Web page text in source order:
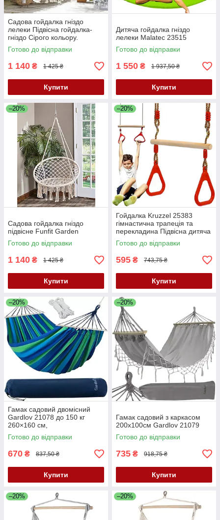
Садова гойдалка гніздо
лелеки Підвісна гойдалка-
гніздо Сірого кольору.
Готово до відправки
1 140 ₴ 1 425 ₴
Купити
Дитяча гойдалка гніздо
лелеки Malatec 23515
Готово до відправки
1 550 ₴ 1 937,50 ₴
Купити
–20%
Садова гойдалка гніздо
підвісне Funfit Garden
Готово до відправки
1 140 ₴ 1 425 ₴
Купити
–20%
Гойдалка Kruzzel 25383
гімнастична трапеція та
перекладина Підвісна дитяча
гойдалка
Готово до відправки
595 ₴ 743,75 ₴
Купити
–20%
Гамак садовий двомісний
Gardlov 21078 до 150 кг
260×160 см,
Готово до відправки
670 ₴ 837,50 ₴
Купити
–20%
Гамак садовий з каркасом
200х100см Gardlov 21079
Готово до відправки
735 ₴ 918,75 ₴
Купити
–20% –20%